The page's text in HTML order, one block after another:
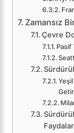
Zamansız
Çevre
Pasif